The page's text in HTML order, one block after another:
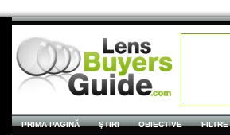
PRIMA PAGINĂ ŞTIRI OBIECTIVE FILTRE